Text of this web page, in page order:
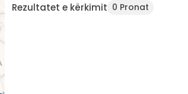
Rezultatet e kërkimit 0 Pronat